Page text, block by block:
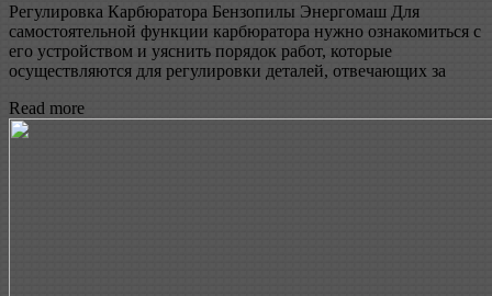
Регулировка Карбюратора Бензопилы Энергомаш Для
самостоятельной функции карбюратора нужно ознакомиться с
его устройством и уяснить порядок работ, которые
осуществляются для регулировки деталей, отвечающих за
Read more